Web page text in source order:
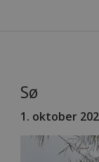
Sø
1. oktober